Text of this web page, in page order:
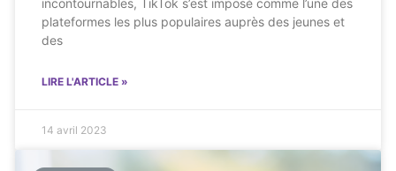
incontournables, TikTok s’est imposé comme l’une des
plateformes les plus populaires auprès des jeunes et
des
LIRE L'ARTICLE »
14 avril 2023